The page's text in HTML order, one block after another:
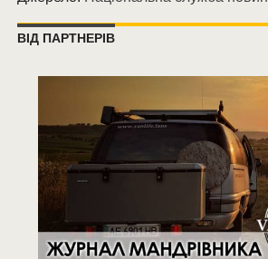
ВІД ПАРТНЕРІВ